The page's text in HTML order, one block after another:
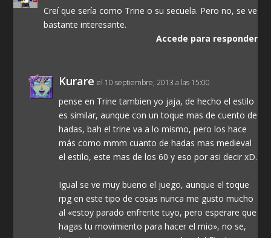
Creí que sería como Trine o su secuela. Pero no, se ve
bastante interesante.
Accede para responder
Kurare el 10 septiembre, 2013 a las 15:00
pense en Trine tambien yo jaja, de hecho el estilo
es similar, aunque con un toque mas de cuento de
hadas, bah el trine va a lo mismo, pero los hace
más como mmm cuanto de hadas mas medieval
el estilo, este mas de los 60 y eso por asi decir xD.
Igual se ve muy bueno el juego, aunque el toque
rpg en este tipo de cosas nunca me gusto mucho
al «estoy parado enfrente tuyo, pero esperare que
hagas tu movimiento para hacer el mio», no se,